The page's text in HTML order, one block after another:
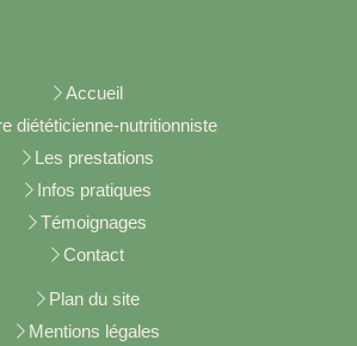
Accueil
diététicienne-nutritionniste
Les prestations
Infos pratiques
Témoignages
Contact
Plan du site
Mentions légales